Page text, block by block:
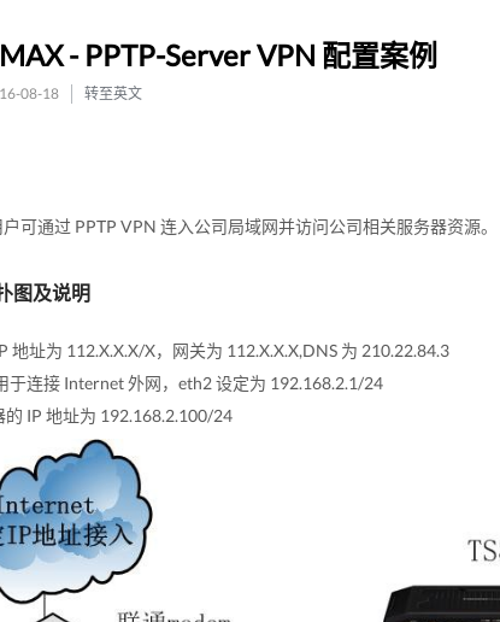
- PPTP-Server VPN 配置案例
08-18 转至英文
可通过 PPTP VPN 连入公司局域网并访问公司相关服务器资源。
图及说明
地址为 112.X.X.X/X，网关为 112.X.X.X,DNS 为 210.22.84.3
于连接 Internet 外网，eth2 设定为 192.168.2.1/24
的 IP 地址为 192.168.2.100/24